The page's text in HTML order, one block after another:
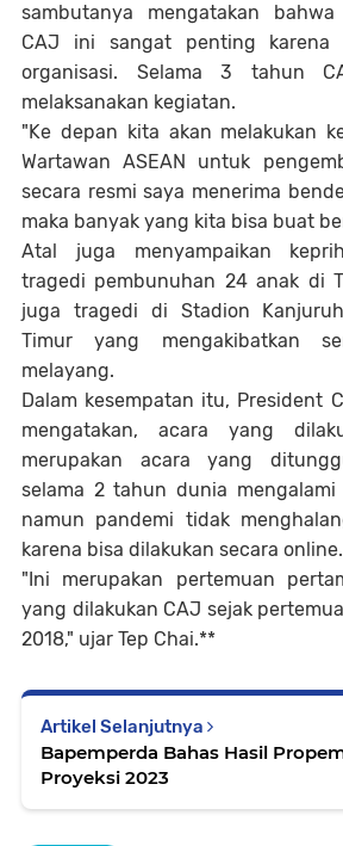
sambutanya mengatakan bahwa
CAJ ini sangat penting karena
organisasi. Selama 3 tahun
melaksanakan kegiatan.
"Ke depan kita akan melakukan
Wartawan ASEAN untuk
secara resmi saya menerima
maka banyak yang kita bisa buat
Atal juga menyampaikan
tragedi pembunuhan 24 anak di
juga tragedi di Stadion
Timur yang mengakibatkan
melayang.
Dalam kesempatan itu, President
mengatakan, acara yang
merupakan acara yang
selama 2 tahun dunia mengalami
namun pandemi tidak
karena bisa dilakukan secara online.
"Ini merupakan pertemuan
yang dilakukan CAJ sejak
2018," ujar Tep Chai.**
Artikel Selanjutnya
Bapemperda Bahas Hasil
Proyeksi 2023